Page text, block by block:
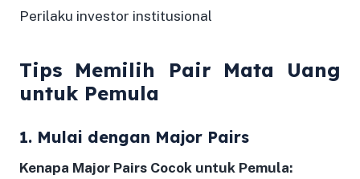
Perilaku investor institusional
Tips Memilih Pair Mata Uang
untuk Pemula
1. Mulai dengan Major Pairs
Kenapa Major Pairs Cocok untuk Pemula: